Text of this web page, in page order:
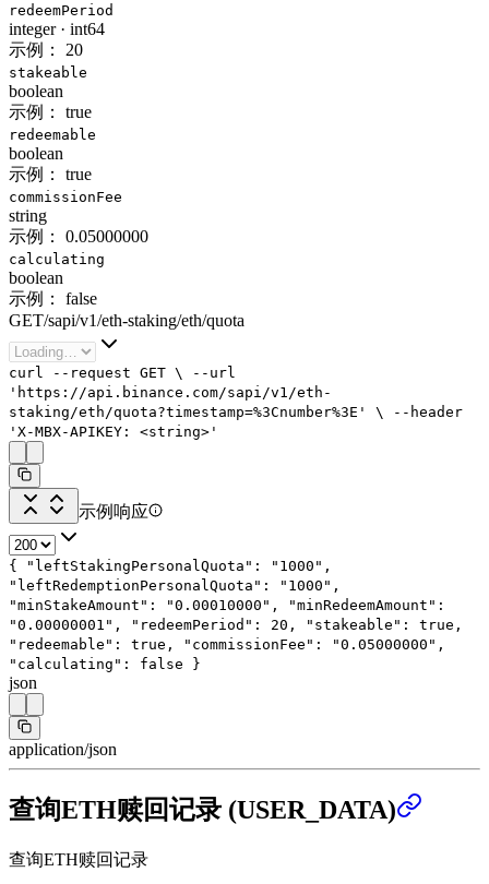
redeemPeriod
integer· int64
示例：
20
stakeable
boolean
示例：
true
redeemable
boolean
示例：
true
commissionFee
string
示例：
0.05000000
calculating
boolean
示例：
false
GET/sapi/v1/eth-staking/eth/quota
curl --request GET \
--url
'https://api.binance.com/sapi/v1/eth-
staking/eth/quota?timestamp=%3Cnumber%3E'
\
--header
'X-MBX-APIKEY: <string>'
示例响应
{ "leftStakingPersonalQuota" : "1000" ,
"leftRedemptionPersonalQuota" : "1000" ,
"minStakeAmount" : "0.00010000" , "minRedeemAmount" :
"0.00000001" , "redeemPeriod" : 20 , "stakeable" : true ,
"redeemable" : true , "commissionFee" : "0.05000000" ,
"calculating" : false }
json
application/json
查询ETH赎回记录 (USER_DATA)
查询ETH赎回记录